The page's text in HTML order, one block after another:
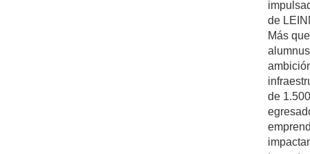
de
Más
de